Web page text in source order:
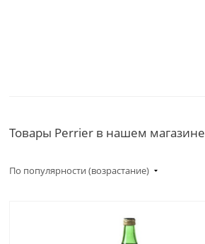
Товары Perrier в нашем магазине
По популярности (возрастание)